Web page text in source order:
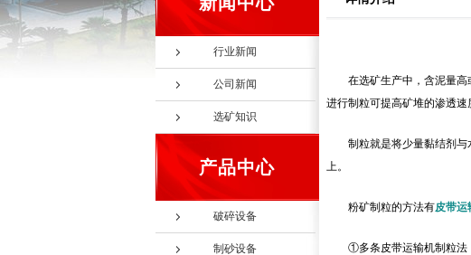
行业新闻
公司新闻
选矿知识
产品中心
破碎设备
制砂设备
在选矿生产中，含泥量
进行制粒可提高矿堆的渗透速
制粒就是将少量黏结剂与
上。
粉矿制粒的方法有皮带运
①多条皮带运输机制粒法